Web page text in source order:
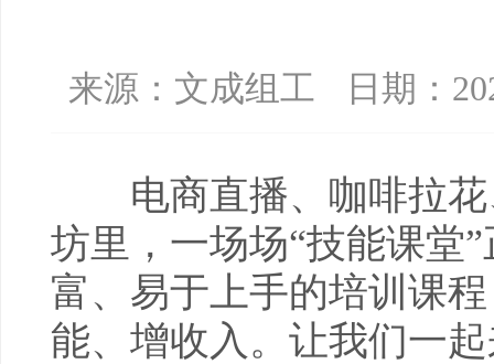
来源： 文成组工 日期：
电商直播、咖啡拉花
坊里，一场场“技能课堂
富、易于上手的培训课
能、增收入。让我们一